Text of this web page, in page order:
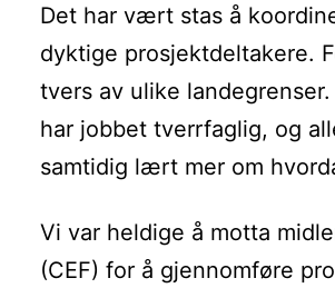
Det har vært stas å
dyktige prosjektdeltakere.
tvers av ulike
har jobbet tverrfaglig, og
samtidig lært mer om
Vi var heldige å motta
(CEF) for å gjennomføre